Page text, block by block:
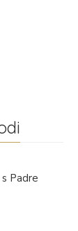
Padre